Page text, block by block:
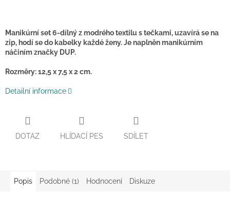
Manikúrní set 6-dílný z modrého textilu s tečkami, uzavírá se na
zip, hodí se do kabelky každé ženy. Je naplněn manikúrním
náčiním značky DUP.
Rozměry: 12,5 x 7,5 x 2 cm.
Detailní informace
DOTAZ HLÍDACÍ PES SDÍLET
Popis Podobné (1) Hodnocení Diskuze